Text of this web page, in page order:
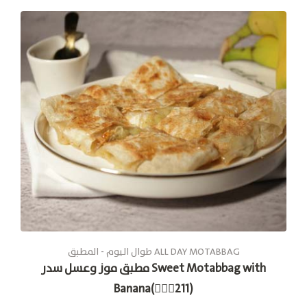
طوال الیوم - المطبق ALL DAY MOTABBAG
مطبق موز وعسل سدر Sweet Motabbag with
Banana(🚶🏽‍♂211)